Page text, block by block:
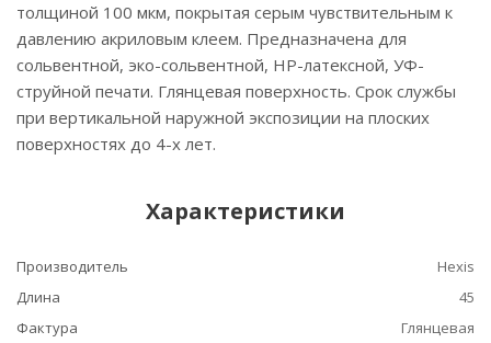
толщиной 100 мкм, покрытая серым чувствительным к
давлению акриловым клеем. Предназначена для
сольвентной, эко-сольвентной, HP-латексной, УФ-
струйной печати. Глянцевая поверхность. Срок службы
при вертикальной наружной экспозиции на плоских
поверхностях до 4-х лет.
Характеристики
Производитель
Hexis
Длина
45
Фактура
Глянцевая